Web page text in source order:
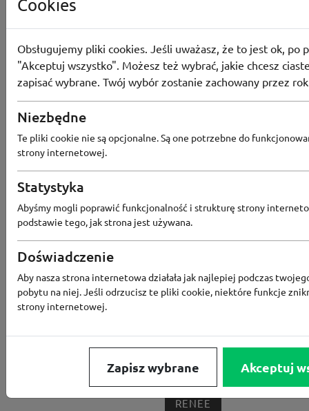
Popularne sklepy
MEDIA EXPERT
BORN2BE
KOMFORT CCC SMYK
LOUNGE BY ZALANDO
BIG STAR
BIEDRONKA HOME
RENEE
Cookies
Obsługujemy pliki cookies. Jeśli uważasz, że to jest ok, po
"Akceptuj wszystko". Możesz też wybrać, jakie chcesz
zapisać wybrane. Twój wybór zostanie zachowany przez
Niezbędne
Te pliki cookie nie są opcjonalne. Są one potrzebne do
strony internetowej.
Statystyka
Abyśmy mogli poprawić funkcjonalność i strukturę strony
podstawie tego, jak strona jest używana.
Doświadczenie
Aby nasza strona internetowa działała jak najlepiej podczas
pobytu na niej. Jeśli odrzucisz te pliki cookie, niektóre funkcje
strony internetowej.
Zapisz wybrane Akceptuj